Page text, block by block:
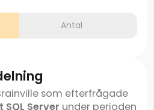
Antal
som efterfrågade
Server under perioden